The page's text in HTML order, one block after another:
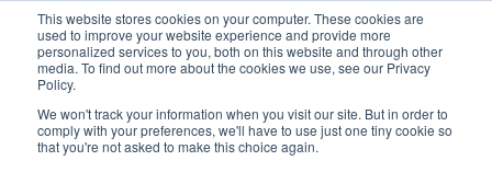
This website stores cookies on your computer. These cookies are
used to improve your website experience and provide more
personalized services to you, both on this website and through other
media. To find out more about the cookies we use, see our Privacy
Policy.
We won't track your information when you visit our site. But in order to
comply with your preferences, we'll have to use just one tiny cookie so
that you're not asked to make this choice again.
Home
TK PharmaSolutions
Apparecchiature Thermo King quali cate e convalidate
secondo i requisiti GDP